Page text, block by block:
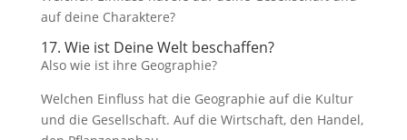
auf deine Charaktere?
17. Wie ist Deine Welt beschaffen?
Also wie ist ihre Geographie?
Welchen Einfluss hat die Geographie auf die Kultur
und die Gesellschaft. Auf die Wirtschaft, den Handel,